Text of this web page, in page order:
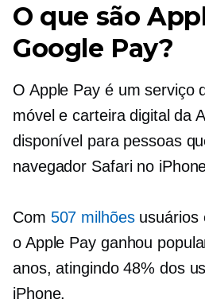
O que são
Google Pay?
O Apple Pay é um serviço
móvel e carteira digital da
disponível para pessoas
navegador Safari no
Com 507 milhõesusuários
o Apple Pay ganhou
anos, atingindo 48% dos
iPhone.